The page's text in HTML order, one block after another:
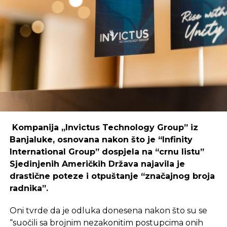
Primjer mostarskog CodeHuba pokazuje da
coworking prostori mogu uspješno djelovati i u
regijama koje nisu urbani centri, ali zahtijeva
podršku i ulaganja koja će omogućiti dugoročnu
održivost ovakvih inicijativa.
Ulaganje u coworking prostor u Čapljini moglo bi
postati ključan korak prema stvaranju napredne
poslovne klime, privlačenju novih profesionalaca te
nove projekte i lokalnu ekonomiju.
Kompanija „Invictus Technology Group” iz
Banjaluke, osnovana nakon što je “Infinity
International Group” dospjela na “crnu listu”
Sjedinjenih Američkih Država najavila je
drastične poteze i otpuštanje “značajnog broja
radnika”.
Oni tvrde da je odluka donesena nakon što su se
“suočili sa brojnim nezakonitim postupcima onih